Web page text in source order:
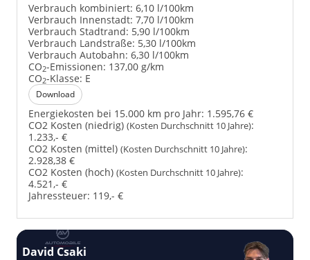
Verbrauch kombiniert: 6,10 l/100km
Verbrauch Innenstadt: 7,70 l/100km
Verbrauch Stadtrand: 5,90 l/100km
Verbrauch Landstraße: 5,30 l/100km
Verbrauch Autobahn: 6,30 l/100km
CO2-Emissionen: 137,00 g/km
CO2-Klasse: E
Download
Energiekosten bei 15.000 km pro Jahr: 1.595,76 €
CO2 Kosten (niedrig) (Kosten Durchschnitt 10 Jahre):
1.233,- €
CO2 Kosten (mittel) (Kosten Durchschnitt 10 Jahre):
2.928,38 €
CO2 Kosten (hoch) (Kosten Durchschnitt 10 Jahre):
4.521,- €
Jahressteuer: 119,- €
David Csaki